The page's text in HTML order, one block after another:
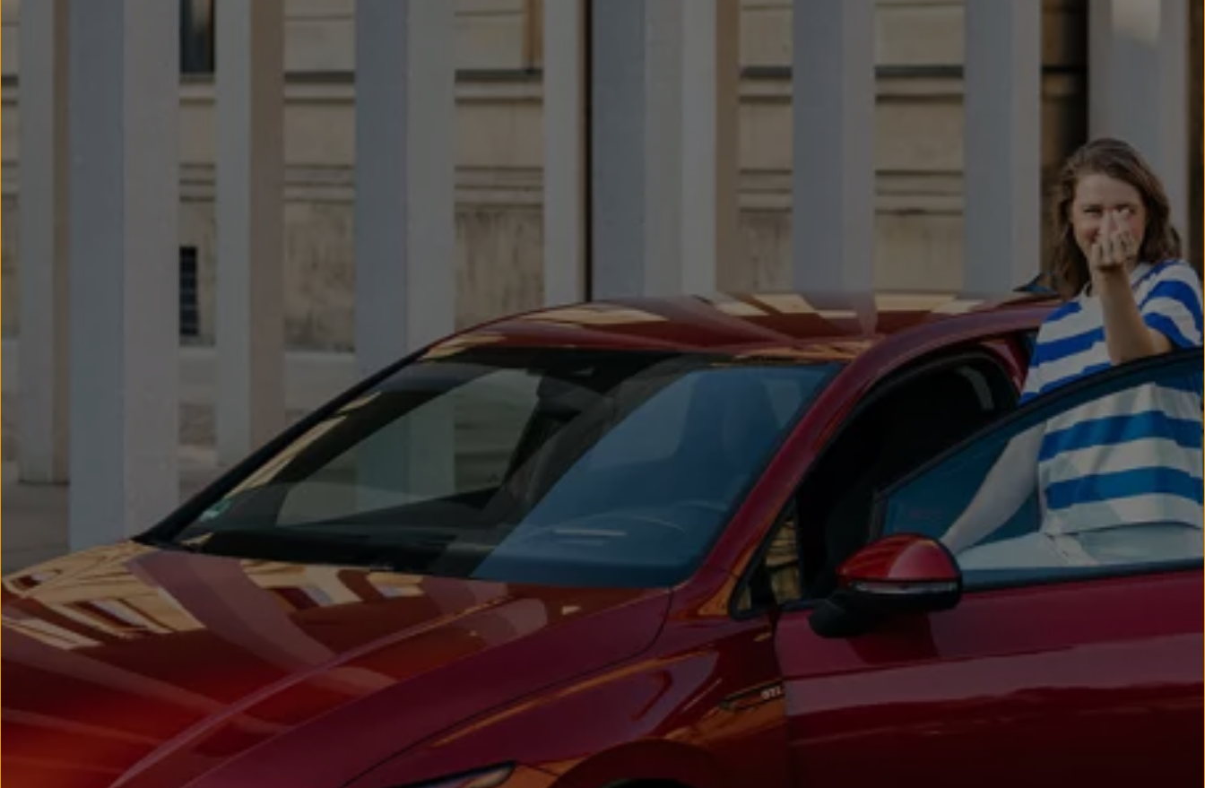
Actualizaciones del software, los mapas y las emisoras de radio
Mantenimiento y reparaciones
Revisiones e ITV
Aire acondicionado y filtros
Faros y lunas
Recambios Volkswagen
Personalización
Información sobre EA189
Accede a My Volkswagen
Todo sobre tu Volkswagen
Información sobre Diésel XTL
Suscripción de mantenimiento Long Drive
Modelos anteriores
Beetle
Scirocco
Jetta
Sharan
Golf
Polo
Passat
Touareg
Asistencia en carretera